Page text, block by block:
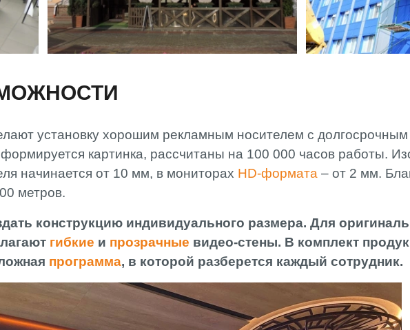
установку хорошим рекламным носителем с
картинка, рассчитаны на 100 000 часов работы.
начинается от 10 мм, в мониторах HD-формата – от 2 мм.
метров.
конструкцию индивидуального размера. Для
гибкие и прозрачные видео-стены. В комплект
программа, в которой разберется каждый сотрудник.